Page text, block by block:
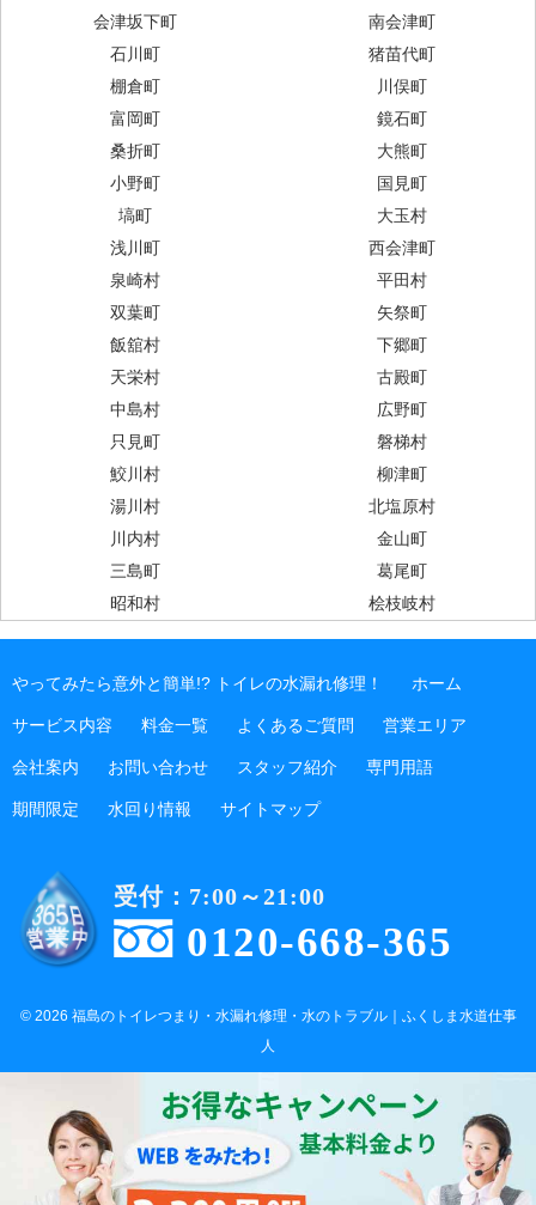
会津坂下町
南会津町
石川町
猪苗代町
棚倉町
川俣町
富岡町
鏡石町
桑折町
大熊町
小野町
国見町
塙町
大玉村
浅川町
西会津町
泉崎村
平田村
双葉町
矢祭町
飯舘村
下郷町
天栄村
古殿町
中島村
広野町
只見町
磐梯村
鮫川村
柳津町
湯川村
北塩原村
川内村
金山町
三島町
葛尾町
昭和村
桧枝岐村
やってみたら意外と簡単!? トイレの水漏れ修理！ ホーム
サービス内容 料金一覧 よくあるご質問 営業エリア
会社案内 お問い合わせ スタッフ紹介 専門用語
期間限定 水回り情報 サイトマップ
0120-668-365
受付：7:00～21:00
© 2026 福島のトイレつまり・水漏れ修理・水のトラブル｜ふくしま水道仕事
人